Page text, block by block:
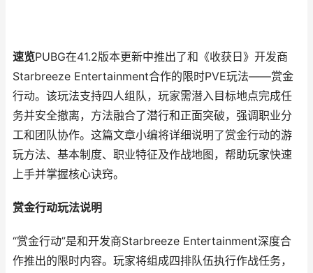
速览PUBG在41.2版本更新中推出了和《收获日》开发商
Starbreeze Entertainment合作的限时PVE玩法——赏金
行动。该玩法支持四人组队，玩家需潜入目标地点完成任
务并安全撤离，方法融合了潜行和正面突破，强调职业分
工和团队协作。这篇文章小编将详细说明了赏金行动的游
玩方法、基本制度、职业特征及作战地图，帮助玩家快速
上手并掌握核心诀窍。
赏金行动玩法说明
“赏金行动”是和开发商Starbreeze Entertainment深度合
作推出的限时内容。玩家将组成四排队伍执行作战任务，